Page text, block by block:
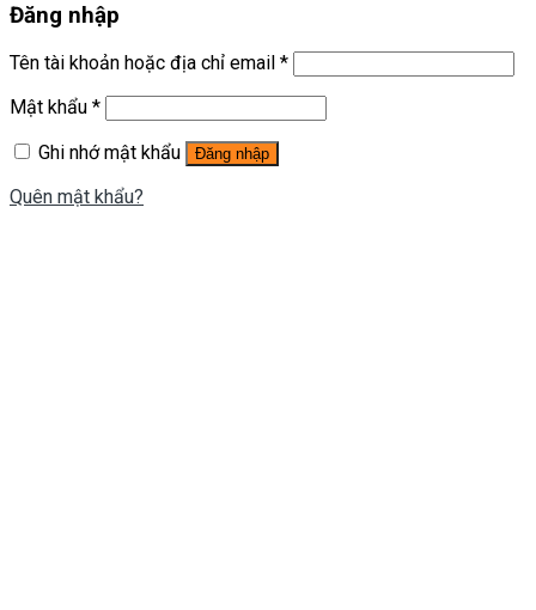
Đăng nhập
Tên tài khoản hoặc địa chỉ email *
Mật khẩu *
Ghi nhớ mật khẩu
Đăng nhập
Quên mật khẩu?